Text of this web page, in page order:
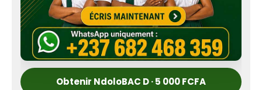
Obtenir NdoloBAC D · 5 000 FCFA